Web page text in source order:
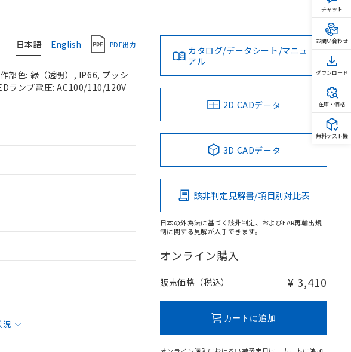
日本語 English PDF出力
部色: 緑（透明）, IP66, プッシ
ランプ電圧: AC100/110/120V
況
カタログ/データシート/マニュ
アル
2D CADデータ
3D CADデータ
該非判定見解書/項目別対比表
日本の外為法に基づく該非判定、およびEAR再輸出規
制に関する見解が入手できます。
オンライン購入
販売価格（税込） ¥ 3,410
カートに追加
チャット
お問い合わせ
ダウンロード
在庫・価格
無料テスト機